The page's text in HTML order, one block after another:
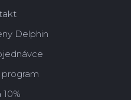
Delphin
program
10%